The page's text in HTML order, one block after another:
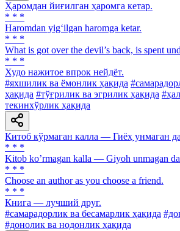
Ҳаромдан йиғилган ҳаромга кетар.
* * *
Haromdan yig‘ilgan haromga ketar.
* * *
What is got over the devil’s back, is spent
* * *
Худо нажитое впрок нейдёт.
#яхшилик ва ёмонлик ҳақида
ҳақида #тўғрилик ва эгрилик ҳақида
текинхўрлик ҳақида
Китоб кўрмаган калла — Гиёҳ унмаган
* * *
Kitob koʼrmagan kalla — Giyoh unmagan
* * *
Choose an author as you choose a friend.
* * *
Книга — лучший друг.
#самарадорлик ва бесамарлик ҳақида
#донолик ва нодонлик ҳақида